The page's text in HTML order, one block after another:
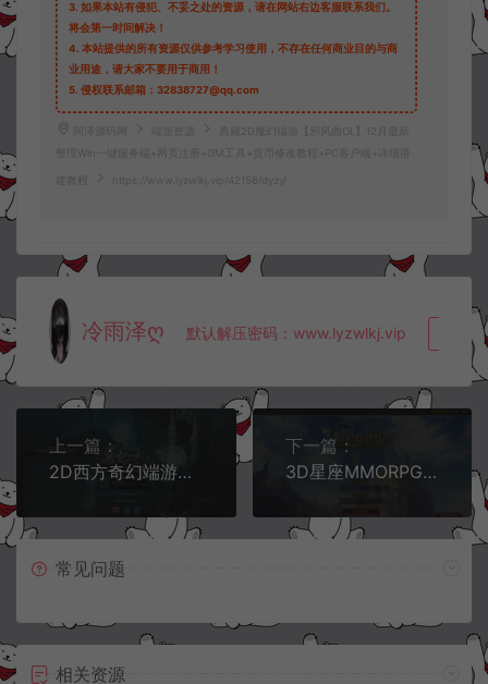
3. 如果本站有侵犯、不妥之处的资源，请在网站右边客服联系我们。
将会第一时间解决！
4. 本站提供的所有资源仅供参考学习使用，不存在任何商业目的与商
业用途，请大家不要用于商用！
5. 侵权联系邮箱：32838727@qq.com
阿泽源码网 端游资源
典藏2D魔幻端游【邪风曲OL】12月最新
整理Win一键服务端+网页注册+GM工具+货币修改教程+PC客户端+详细搭
建教程 https://www.lyzwlkj.vip/42156/dyzy/
冷雨泽ღ 默认解压密码：www.lyzwlkj.vip 复
上一篇：
2D西方奇幻端游【苍穹之怒】12月最新整理Win一键服务端+GM指令+详细搭建教程
下一篇：
3D星座MMORPG端游【星尘传说之名器星尘】12月最新整理Win一键服务端+网页注册+修改工具+GM工具+GM指令+PC客户端+详细搭建教程
常见问题
相关资源